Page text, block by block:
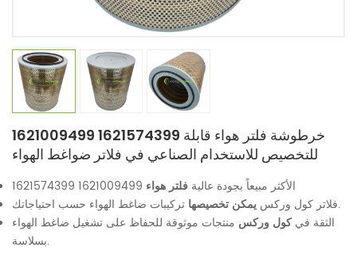
1621009499 1621574399 خرطوشة فلتر هواء قابلة
للتخصيص للاستخدام الصناعي في فلاتر ضواغط الهواء
الأكثر مبيعاً بجودة عالية فلتر هواء 1621009499 1621574399
فلاتر كول وركس يمكن تخصيصها
تركيبات ضاغط الهواء حسب احتياجاتك.
الثقة فيكول وركس منتجات موثوقة للحفاظ على تشغيل ضاغط الهواء
بسلاسة.